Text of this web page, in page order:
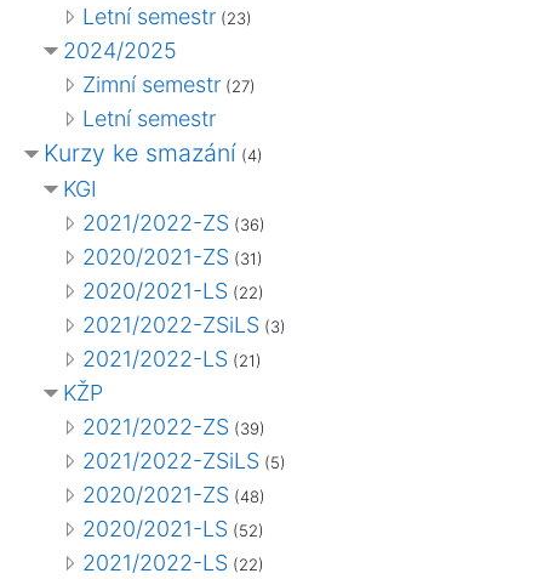
Letní semestr (23)
2024/2025
Zimní semestr (27)
Letní semestr
Kurzy ke smazání (4)
KGI
2021/2022-ZS (36)
2020/2021-ZS (31)
2020/2021-LS (22)
2021/2022-ZSiLS (3)
2021/2022-LS (21)
KŽP
2021/2022-ZS (39)
2021/2022-ZSiLS (5)
2020/2021-ZS (48)
2020/2021-LS (52)
2021/2022-LS (22)